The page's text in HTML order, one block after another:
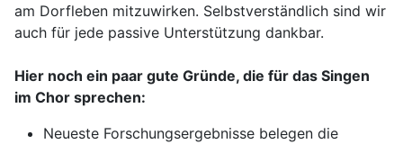
am Dorfleben mitzuwirken. Selbstverständlich sind wir
auch für jede passive Unterstützung dankbar.
Hier noch ein paar gute Gründe, die für das Singen
im Chor sprechen:
Neueste Forschungsergebnisse belegen die